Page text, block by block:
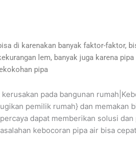
di karenakan banyak faktor-faktor,
lem, banyak juga karena
pipa
pada bangunan
pemilik rumah} dan memakan
dapat memberikan solusi
kebocoran pipa air bisa